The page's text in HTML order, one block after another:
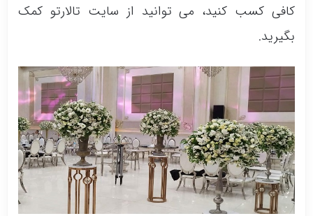
کافی کسب کنید، می توانید از سایت تالارتو کمک
بگیرید.